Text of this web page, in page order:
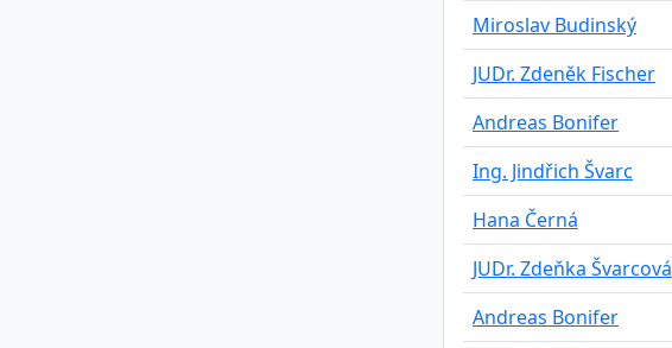
Miroslav Budinský
JUDr. Zdeněk Fischer
Andreas Bonifer
Ing. Jindřich Švarc
Hana Černá
JUDr. Zdeňka Švarcová
Andreas Bonifer